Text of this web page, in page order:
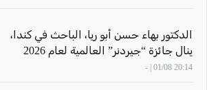
الدكتور بهاء حسن أبو ريا، الباحث في كندا،
ينال جائزة “جيردنر” العالمية لعام 2026
20:14 01/08 | -